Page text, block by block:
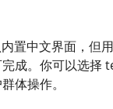
置中文界面，但
成。你可以选择
体操作。